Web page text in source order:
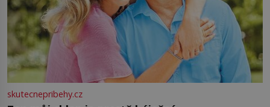
skutecnepribehy.cz